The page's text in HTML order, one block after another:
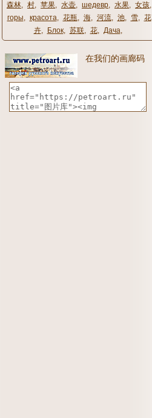
森林, 村, 苹果, 水壶, шедевр, 水果, 女孩,
горы, красота, 花瓶, 海, 河流, 池, 雪, 花
卉, Блок, 苏联, 花, Дача,
在我们的画廊码